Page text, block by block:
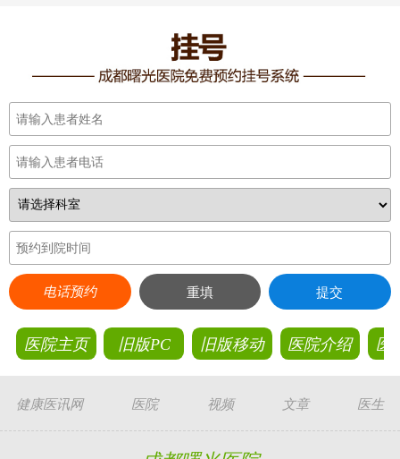
电话预约 重填 提交
医院主页 旧版PC 旧版移动 医院介绍 医
健康医讯网 医院 视频 文章 医生